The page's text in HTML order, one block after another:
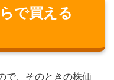
で買える
で、そのときの株価